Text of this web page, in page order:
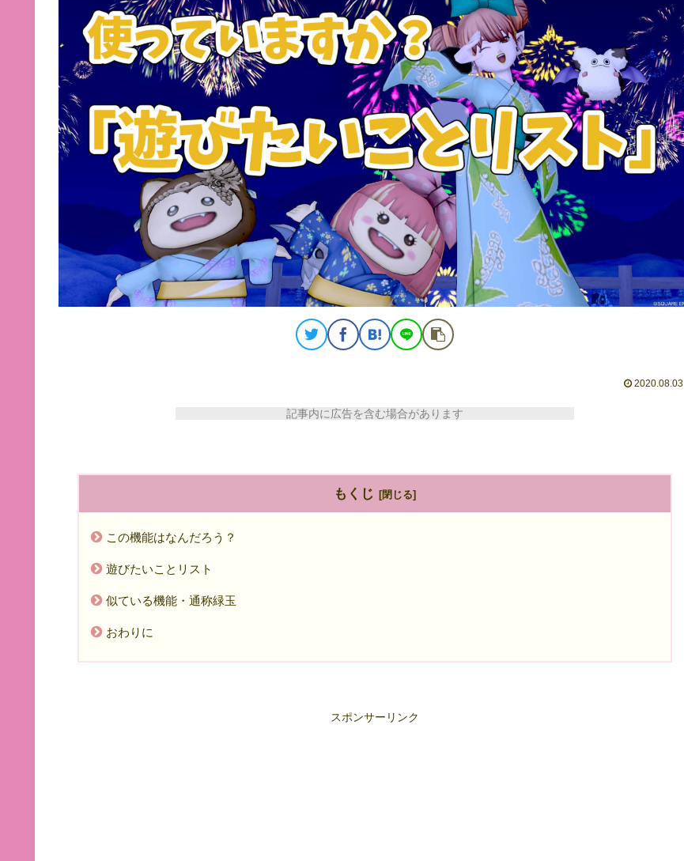
2020.08.03
記事内に広告を含む場合があります
もくじ
この機能はなんだろう？
遊びたいことリスト
似ている機能・通称緑玉
おわりに
スポンサーリンク